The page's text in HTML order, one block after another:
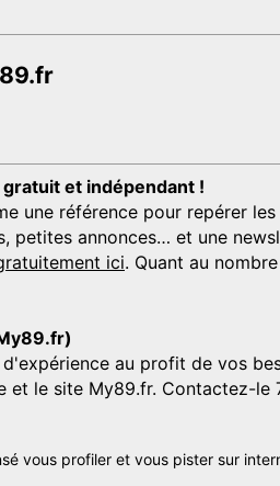
et indépendant !
une référence pour repérer
petites annonces… et une
ici. Quant au
au profit de vos
et le site My89.fr. Contactez-
vous profiler et vous pister sur